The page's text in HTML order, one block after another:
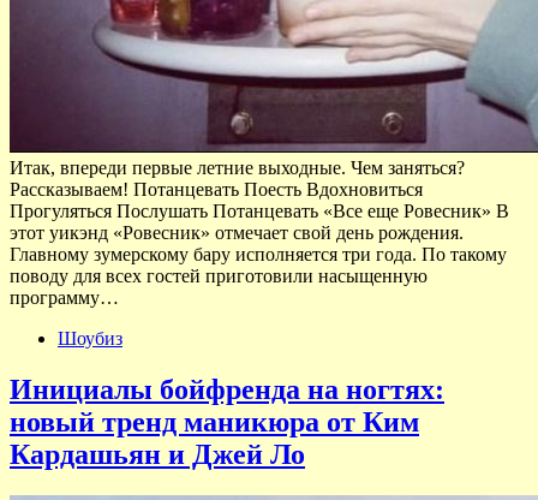
Итак, впереди первые летние выходные. Чем заняться?
Рассказываем! Потанцевать Поесть Вдохновиться
Прогуляться Послушать Потанцевать «Все еще Ровесник» В
этот уикэнд «Ровесник» отмечает свой день рождения.
Главному зумерскому бару исполняется три года. По такому
поводу для всех гостей приготовили насыщенную
программу…
Шоубиз
Инициалы бойфренда на ногтях:
новый тренд маникюра от Ким
Кардашьян и Джей Ло